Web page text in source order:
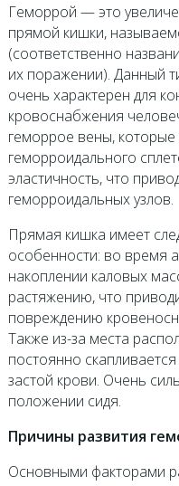
Геморрой — это
прямой кишки,
(соответственно
их поражении). Данный
очень характерен для
кровоснабжения
геморрое вены, которые
геморроидального
эластичность, что
геморроидальных узлов.
Прямая кишка имеет
особенности: во время
накоплении каловых
растяжению, что
повреждению
Также из-за места
постоянно
застой крови. Очень
положении сидя.
Причины развития
Основными факторами